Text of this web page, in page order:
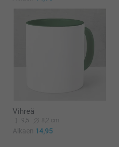
Vihreä
9,5 8,2 cm
Alkaen 14,95